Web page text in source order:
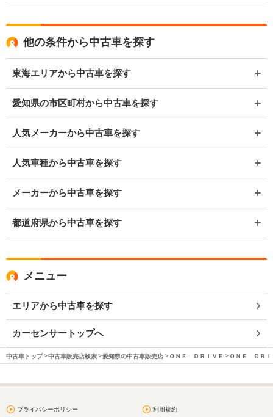
他の条件から中古車を探す
東海エリアから中古車を探す
愛知県の市区町村から中古車を探す
人気メーカーから中古車を探す
人気車種から中古車を探す
メーカーから中古車を探す
都道府県から中古車を探す
メニュー
エリアから中古車を探す
カーセンサートップへ
中古車トップ 中古車販売店検索 愛知県の中古車販売店 ＯＮＥ ＤＲＩＶＥ ＯＮＥ ＤＲＩ
プライバシーポリシー 利用規約